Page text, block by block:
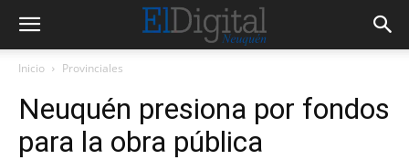
Inicio Provinciales
Neuquén presiona por fondos
para la obra pública